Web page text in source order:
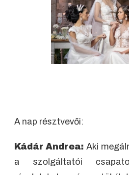
A nap résztvevői:
Kádár Andrea: Aki
a szolgáltatói